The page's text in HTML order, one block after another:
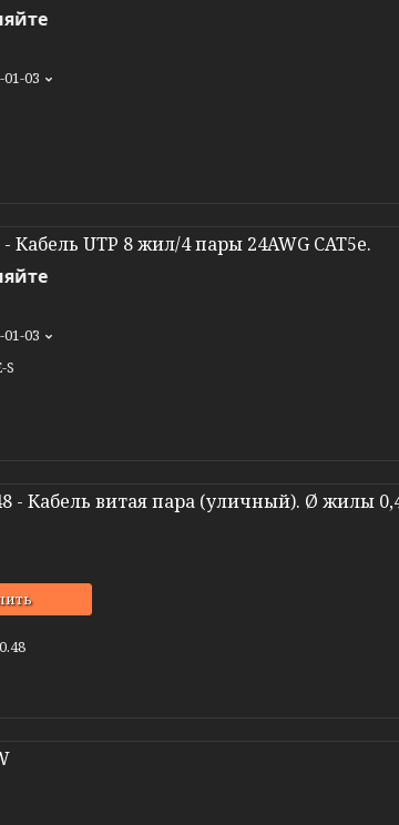
01-03
- Кабель UTP 8 жил/4 пары 24AWG CAT5e.
01-03
S
- Кабель витая пара (уличный). Ø жилы